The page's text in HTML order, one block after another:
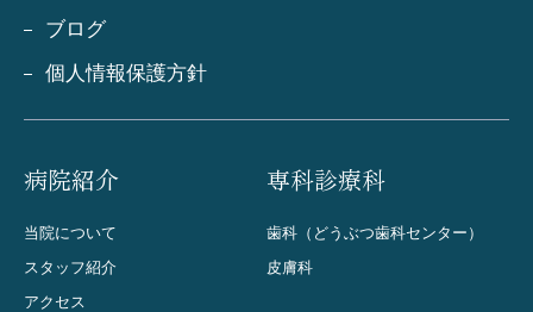
ブログ
個人情報保護方針
病院紹介
当院について
スタッフ紹介
アクセス
専科診療科
歯科（どうぶつ歯科センター）
皮膚科